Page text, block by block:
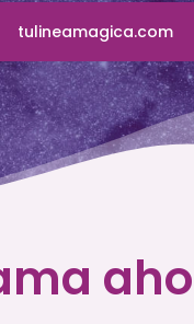
tulineamagica.com